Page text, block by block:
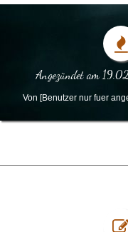
Angezündet am
Von [Benutzer nur fuer